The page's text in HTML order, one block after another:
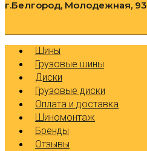
г.Белгород, Молодежная, 93
Шины
Грузовые шины
Диски
Грузовые диски
Оплата и доставка
Шиномонтаж
Бренды
Отзывы